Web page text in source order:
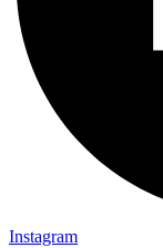
Instagram